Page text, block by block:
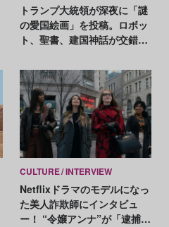
トランプ大統領が深夜に「謎
の愛国絵画」を投稿。ロボッ
ト、聖書、建国神話が交錯す
CULTURE INTERVIEW
Netflixドラマのモデルになっ
た美人詐欺師にインタビュ
ー！ “令嬢アンナ”が「逮捕後